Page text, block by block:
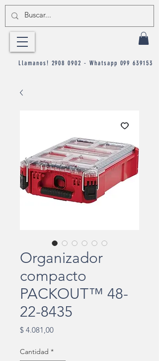
Llamanos! 2908 0902 - Whatsapp 099 639153
Organizador
compacto
PACKOUT™ 48-
22-8435
$ 4.081,00Precio
Cantidad *